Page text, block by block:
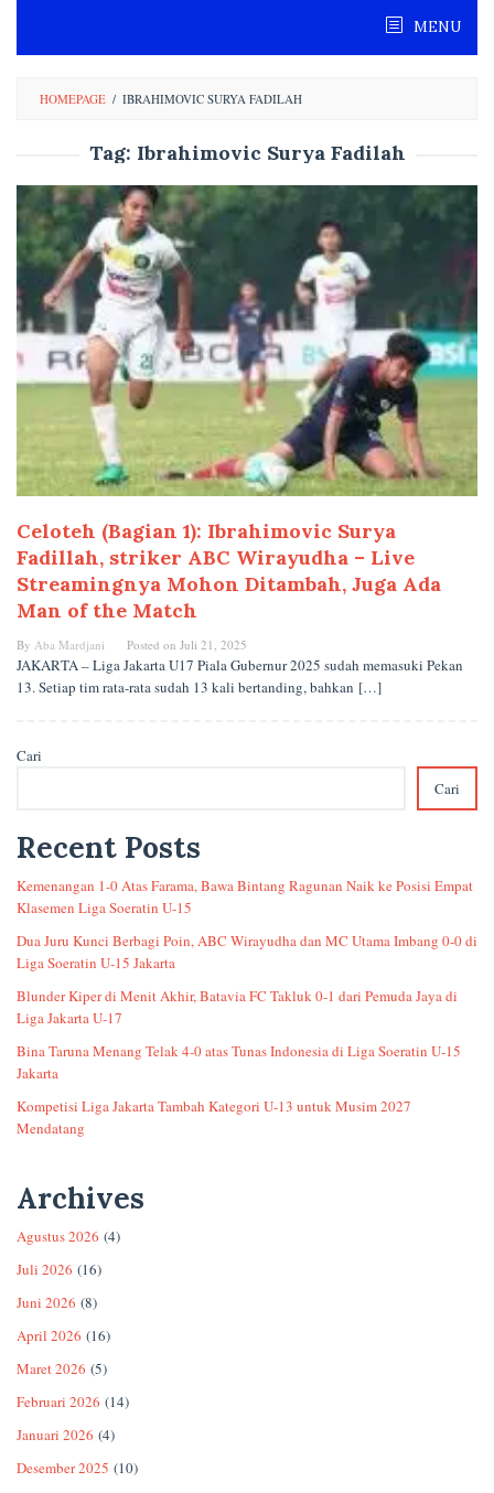
content
MENU
HOMEPAGE / IBRAHIMOVIC SURYA FADILAH
Tag: Ibrahimovic Surya Fadilah
Celoteh (Bagian 1): Ibrahimovic Surya
Fadillah, striker ABC Wirayudha – Live
Streamingnya Mohon Ditambah, Juga Ada
Man of the Match
By Aba Mardjani Posted on Juli 21, 2025
JAKARTA – Liga Jakarta U17 Piala Gubernur 2025 sudah memasuki Pekan
13. Setiap tim rata-rata sudah 13 kali bertanding, bahkan […]
Cari
Cari
Recent Posts
Kemenangan 1-0 Atas Farama, Bawa Bintang Ragunan Naik ke Posisi Empat
Klasemen Liga Soeratin U-15
Dua Juru Kunci Berbagi Poin, ABC Wirayudha dan MC Utama Imbang 0-0 di
Liga Soeratin U-15 Jakarta
Blunder Kiper di Menit Akhir, Batavia FC Takluk 0-1 dari Pemuda Jaya di
Liga Jakarta U-17
Bina Taruna Menang Telak 4-0 atas Tunas Indonesia di Liga Soeratin U-15
Jakarta
Kompetisi Liga Jakarta Tambah Kategori U-13 untuk Musim 2027
Mendatang
Archives
Agustus 2026 (4)
Juli 2026 (16)
Juni 2026 (8)
April 2026 (16)
Maret 2026 (5)
Februari 2026 (14)
Januari 2026 (4)
Desember 2025 (10)